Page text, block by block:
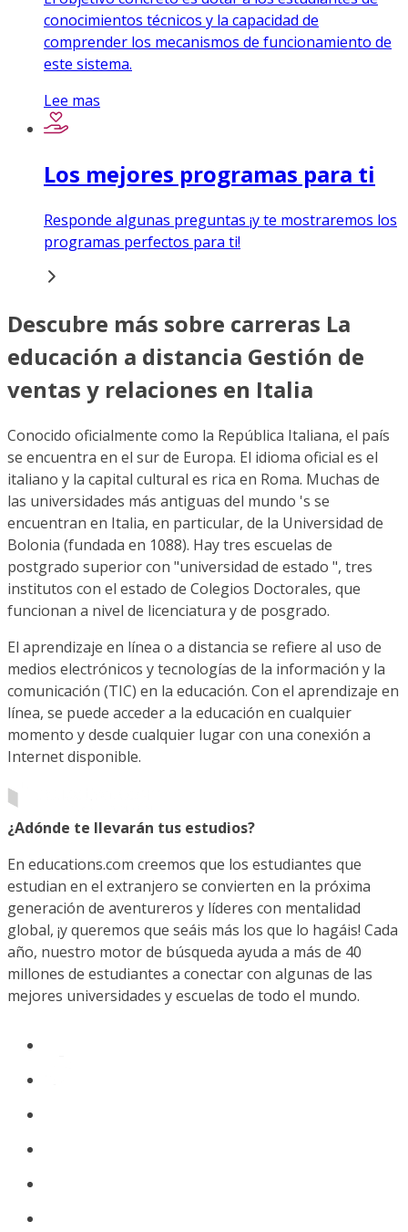
conocimientos técnicos y la capacidad de
comprender los mecanismos de funcionamiento de
este sistema.
Lee mas
Los mejores programas para ti
Responde algunas preguntas ¡y te mostraremos los
programas perfectos para ti!
Descubre más sobre carreras La
educación a distancia Gestión de
ventas y relaciones en Italia
Conocido oficialmente como la República Italiana, el país
se encuentra en el sur de Europa. El idioma oficial es el
italiano y la capital cultural es rica en Roma. Muchas de
las universidades más antiguas del mundo 's se
encuentran en Italia, en particular, de la Universidad de
Bolonia (fundada en 1088). Hay tres escuelas de
postgrado superior con "universidad de estado ", tres
institutos con el estado de Colegios Doctorales, que
funcionan a nivel de licenciatura y de posgrado.
El aprendizaje en línea o a distancia se refiere al uso de
medios electrónicos y tecnologías de la información y la
comunicación (TIC) en la educación. Con el aprendizaje en
línea, se puede acceder a la educación en cualquier
momento y desde cualquier lugar con una conexión a
Internet disponible.
¿Adónde te llevarán tus estudios?
En educations.com creemos que los estudiantes que
estudian en el extranjero se convierten en la próxima
generación de aventureros y líderes con mentalidad
global, ¡y queremos que seáis más los que lo hagáis! Cada
año, nuestro motor de búsqueda ayuda a más de 40
millones de estudiantes a conectar con algunas de las
mejores universidades y escuelas de todo el mundo.